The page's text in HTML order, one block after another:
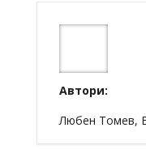
Автори:
Любен Томев,